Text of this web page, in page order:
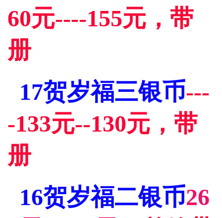
60元----155元，带
册
17贺岁福三银币---
-133元--130元，带
册
16贺岁福二银币26